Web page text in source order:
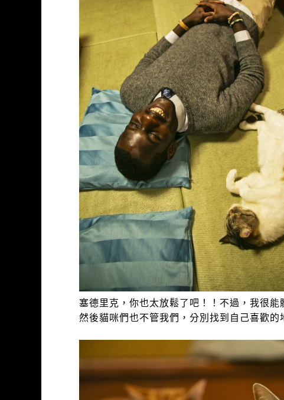
塞德里克，你也太放鬆了吧！！不過，我很
然後貓咪們也不管我們，分別找到自己喜歡的